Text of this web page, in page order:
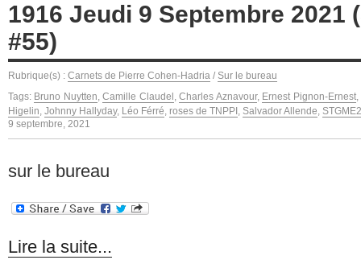
1916 Jeudi 9 Septembre 2021
#55)
Rubrique(s) : Carnets de Pierre Cohen-Hadria / Sur le bureau
Tags: Bruno Nuytten,Camille Claudel ,Charles Aznavour, Ernest Pignon-Ernest,
Higelin, Johnny Hallyday, Léo Férré, roses de TNPPI , Salvador Allende, STGME2
9 septembre, 2021
sur le bureau
Lire la suite...